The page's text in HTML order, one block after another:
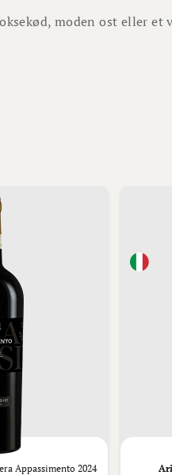
moden ost eller et
Appassimento 2024